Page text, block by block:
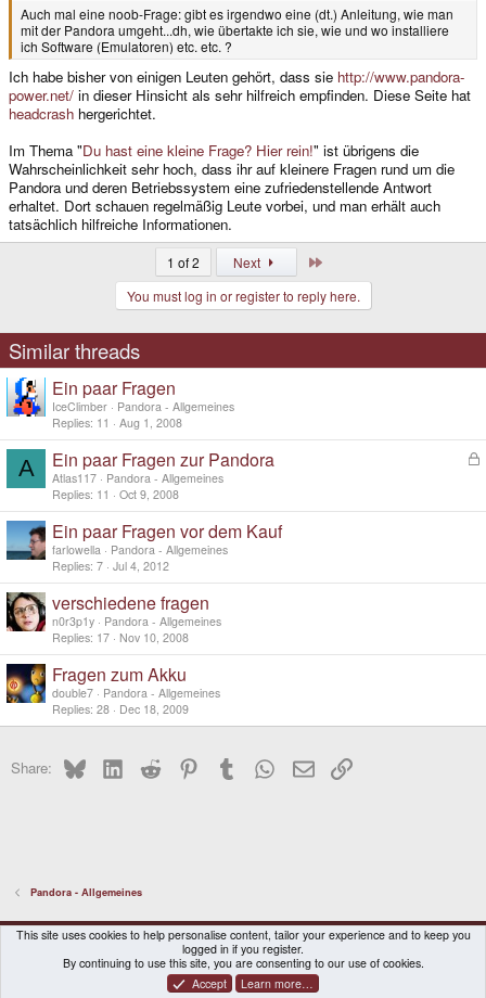
Auch mal eine noob-Frage: gibt es irgendwo eine (dt.) Anleitung, wie man
mit der Pandora umgeht...dh, wie übertakte ich sie, wie und wo installiere
ich Software (Emulatoren) etc. etc. ?
Ich habe bisher von einigen Leuten gehört, dass sie http://www.pandora-
power.net/ in dieser Hinsicht als sehr hilfreich empfinden. Diese Seite hat
headcrash hergerichtet.
Im Thema "Du hast eine kleine Frage? Hier rein!" ist übrigens die
Wahrscheinlichkeit sehr hoch, dass ihr auf kleinere Fragen rund um die
Pandora und deren Betriebssystem eine zufriedenstellende Antwort
erhaltet. Dort schauen regelmäßig Leute vorbei, und man erhält auch
tatsächlich hilfreiche Informationen.
1 of 2 Next
You must log in or register to reply here.
Similar threads
Ein paar Fragen
IceClimber
Pandora - Allgemeines
Replies 11 Aug 1, 2008
A
L
k
Ein paar Fragen zur Pandora
Atlas117
Pandora - Allgemeines
Replies 11 Oct 9, 2008
Ein paar Fragen vor dem Kauf
farlowella
Pandora - Allgemeines
Replies 7 Jul 4, 2012
verschiedene fragen
n0r3p1y
Pandora - Allgemeines
Replies 17 Nov 10, 2008
Fragen zum Akku
double7
Pandora - Allgemeines
Replies 28 Dec 18, 2009
Share: BlueskyLinkedInReddit PinterestTumblr WhatsApp
EmailLink
Pandora - Allgemeines
DragonBox Pyra
English (US)
Contact us
Terms and rules Privacy policy Help Home
®
This site uses cookies to help personalise content, tailor your experience and to keep you
logged in if you register.
By continuing to use this site, you are consenting to our use of cookies.
Accept
Learn more…